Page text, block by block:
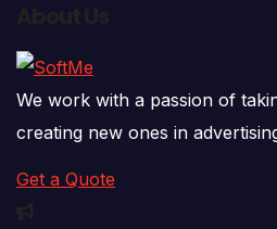
We work with a passion of
creating new ones in
Get a Quote